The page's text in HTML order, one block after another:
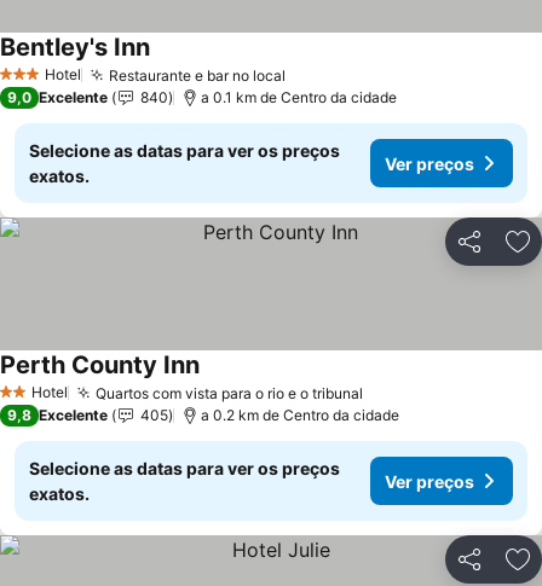
3 EstrelasHotel Restaurante e bar no local
Bentley's Inn
9,0 Excelente 840 a 0.1 km de Centro da cidade
Selecione as datas para ver os preços
exatos.
Ver preços
Partilhar
2 Estrelas
Hotel Quartos com vista para o rio e o tribunal
Perth County Inn
9,8 Excelente 405 a 0.2 km de Centro da cidade
Selecione as datas para ver os preços
exatos.
Ver preços
Partilhar